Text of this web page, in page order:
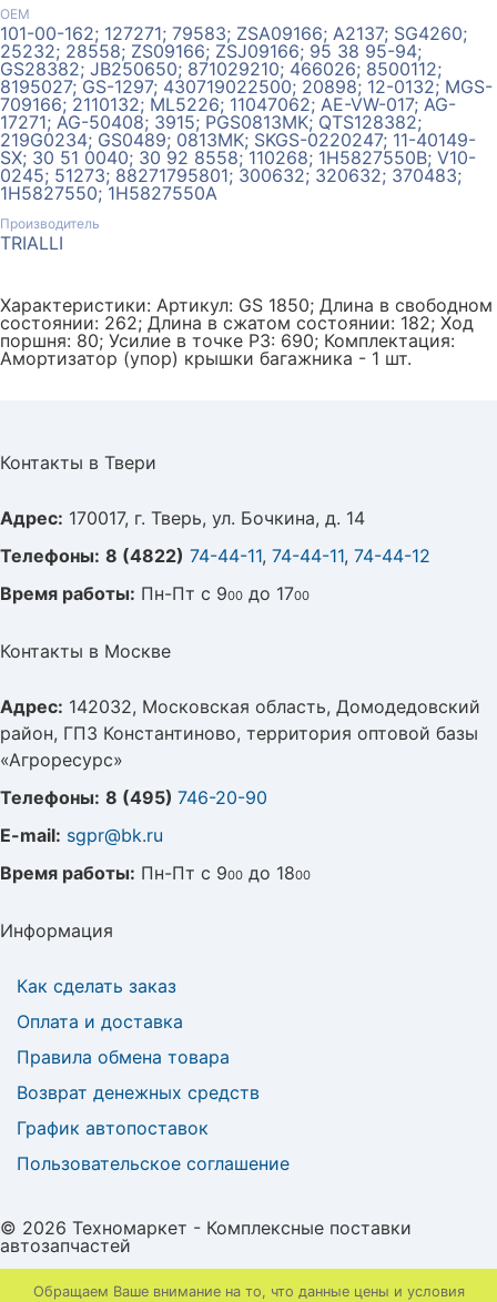
ОЕМ
101-00-162; 127271; 79583; ZSA09166; A2137; SG4260;
25232; 28558; ZS09166; ZSJ09166; 95 38 95-94;
GS28382; JB250650; 871029210; 466026; 8500112;
8195027; GS-1297; 430719022500; 20898; 12-0132; MGS-
709166; 2110132; ML5226; 11047062; AE-VW-017; AG-
17271; AG-50408; 3915; PGS0813MK; QTS128382;
219G0234; GS0489; 0813MK; SKGS-0220247; 11-40149-
SX; 30 51 0040; 30 92 8558; 110268; 1H5827550B; V10-
0245; 51273; 88271795801; 300632; 320632; 370483;
1H5827550; 1H5827550A
Производитель
TRIALLI
Характеристики: Артикул: GS 1850; Длина в свободном
состоянии: 262; Длина в сжатом состоянии: 182; Ход
поршня: 80; Усилие в точке P3: 690; Комплектация:
Амортизатор (упор) крышки багажника - 1 шт.
Контакты в Твери
Адрес: 170017, г. Тверь, ул. Бочкина, д. 14
Телефоны: 8 (4822) 74-44-11, 74-44-11, 74-44-12
Время работы: Пн-Пт с 900 до 1700
Контакты в Москве
Адрес: 142032, Московская область, Домодедовский
район, ГПЗ Константиново, территория оптовой базы
«Агроресурс»
Телефоны: 8 (495) 746-20-90
E-mail: sgpr@bk.ru
Время работы: Пн-Пт с 900 до 1800
Информация
Как сделать заказ
Оплата и доставка
Правила обмена товара
Возврат денежных средств
График автопоставок
Пользовательское соглашение
© 2026 Техномаркет - Комплексные поставки
автозапчастей
Обращаем Ваше внимание на то, что данные цены и условия